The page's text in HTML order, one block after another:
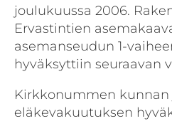
joulukuussa 2006.
Ervastintien
asemanseudun 1-
hyväksyttiin seuraavan
Kirkkonummen kunnan
eläkevakuutuksen